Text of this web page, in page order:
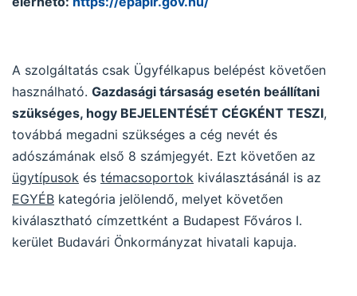
A szolgáltatás csak Ügyfélkapus belépést követően
használható. Gazdasági társaság esetén beállítani
szükséges, hogy BEJELENTÉSÉT CÉGKÉNT TESZI,
továbbá megadni szükséges a cég nevét és
adószámának első 8 számjegyét. Ezt követően az
ügytípusok és témacsoportok kiválasztásánál is az
EGYÉB kategória jelölendő, melyet követően
kiválasztható címzettként a Budapest Főváros I.
kerület Budavári Önkormányzat hivatali kapuja.